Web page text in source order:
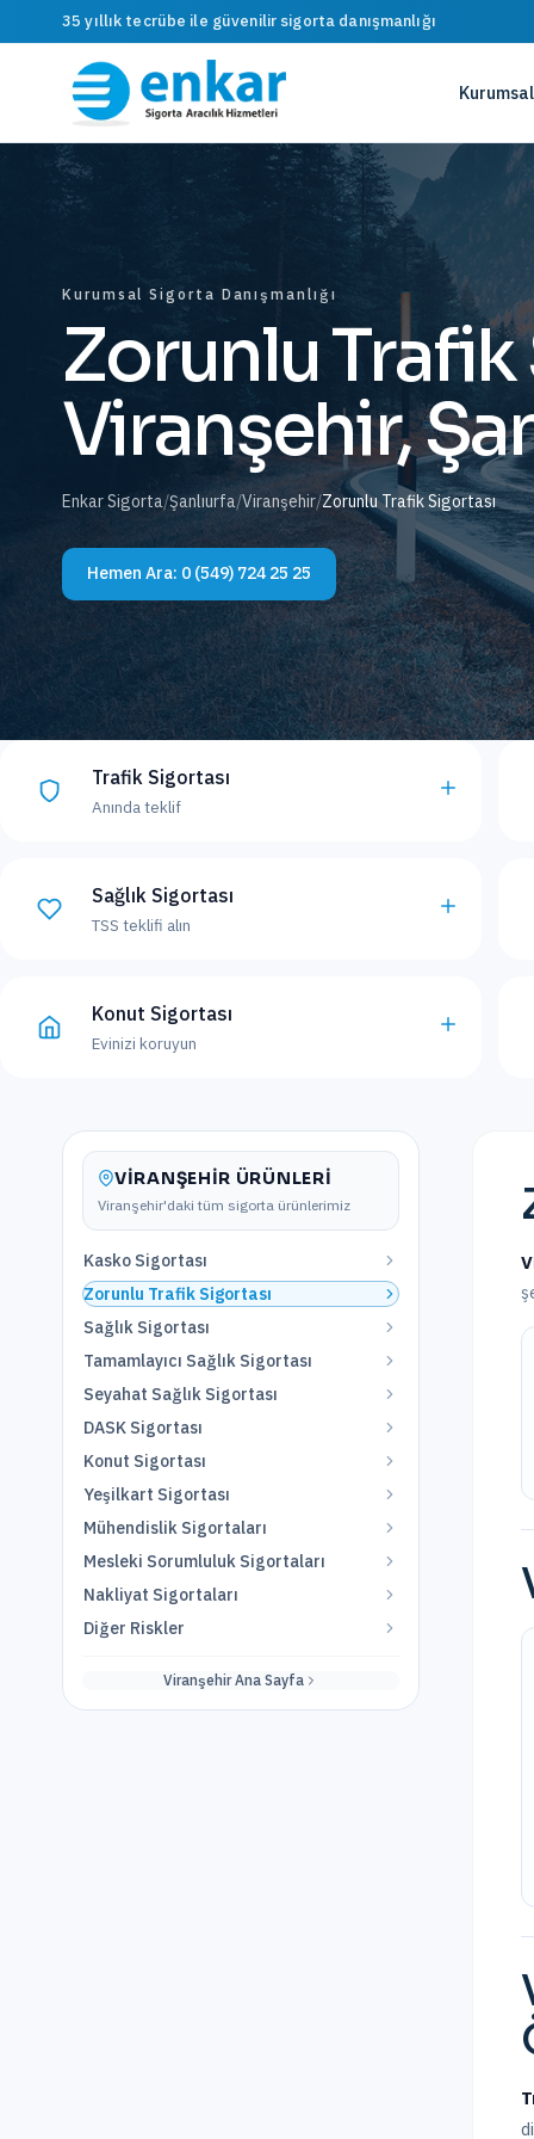
35 yıllık tecrübe ile güvenilir sigorta danışmanlığı
Kurumsal
Kurumsal Sigorta Danışmanlığı
Zorunlu Trafik
Viranşehir,
Enkar Sigorta/Şanlıurfa/Viranşehir/Zorunlu Trafik Sigortası
Hemen Ara: 0 (549) 724 25 25
Trafik Sigortası
Anında teklif
Sağlık Sigortası
TSS teklifi alın
Konut Sigortası
Evinizi koruyun
VIRANŞEHIR ÜRÜNLERI
Viranşehir'daki tüm sigorta ürünlerimiz
Kasko Sigortası
Zorunlu Trafik Sigortası
Sağlık Sigortası
Tamamlayıcı Sağlık Sigortası
Seyahat Sağlık Sigortası
DASK Sigortası
Konut Sigortası
Yeşilkart Sigortası
Mühendislik Sigortaları
Mesleki Sorumluluk Sigortaları
Nakliyat Sigortaları
Diğer Riskler
ViranşehirAna Sayfa